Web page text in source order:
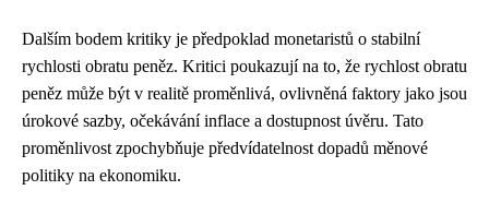
Dalším bodem kritiky je předpoklad monetaristů o stabilní
rychlosti obratu peněz. Kritici poukazují na to, že rychlost obratu
peněz může být v realitě proměnlivá, ovlivněná faktory jako jsou
úrokové sazby, očekávání inflace a dostupnost úvěru. Tato
proměnlivost zpochybňuje předvídatelnost dopadů měnové
politiky na ekonomiku.